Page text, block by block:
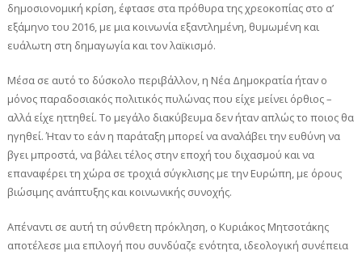
δημοσιονομική κρίση, έφτασε στα πρόθυρα της χρεοκοπίας στο α’
εξάμηνο του 2016, με μια κοινωνία εξαντλημένη, θυμωμένη και
ευάλωτη στη δημαγωγία και τον λαϊκισμό.
Μέσα σε αυτό το δύσκολο περιβάλλον, η Νέα Δημοκρατία ήταν ο
μόνος παραδοσιακός πολιτικός πυλώνας που είχε μείνει όρθιος –
αλλά είχε ηττηθεί. Το μεγάλο διακύβευμα δεν ήταν απλώς το ποιος θα
ηγηθεί. Ήταν το εάν η παράταξη μπορεί να αναλάβει την ευθύνη να
βγει μπροστά, να βάλει τέλος στην εποχή του διχασμού και να
επαναφέρει τη χώρα σε τροχιά σύγκλισης με την Ευρώπη, με όρους
βιώσιμης ανάπτυξης και κοινωνικής συνοχής.
Απέναντι σε αυτή τη σύνθετη πρόκληση, ο Κυριάκος Μητσοτάκης
αποτέλεσε μια επιλογή που συνδύαζε ενότητα, ιδεολογική συνέπεια